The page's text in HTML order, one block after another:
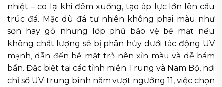
nhiệt – co lại khi đêm xuống, tạo áp lực lớn lên cấu
trúc đá. Mặc dù đá tự nhiên không phai màu như
sơn hay gỗ, nhưng lớp phủ bảo vệ bề mặt nếu
không chất lượng sẽ bị phân hủy dưới tác động UV
mạnh, dẫn đến bề mặt trở nên xỉn màu và dễ bám
bẩn. Đặc biệt tại các tỉnh miền Trung và Nam Bộ, nơi
chỉ số UV trung bình năm vượt ngưỡng 11, việc chọn